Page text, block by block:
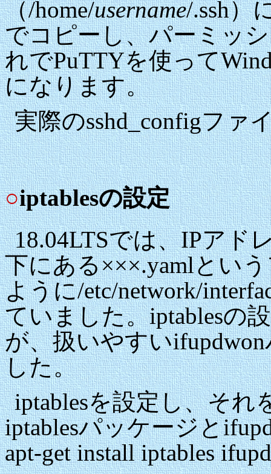
（/home/username/.ssh）
でコピーし、パーミッ
れでPuTTYを使って
になります。
実際のsshd_configファ
○iptablesの設定
18.04LTSでは、IPアド
下にある×××.yamlとい
ように/etc/network/
ていました。iptablesの
が、扱いやすい
した。
iptablesを設定し、それ
iptablesパッケージと
apt-get install iptables